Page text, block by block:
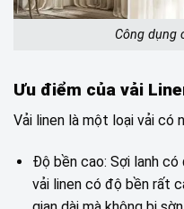
Công dụng
Ưu điểm của vải
Vải linen là một loại vải có
Độ bền cao: Sợi lanh
vải linen có độ bền rất